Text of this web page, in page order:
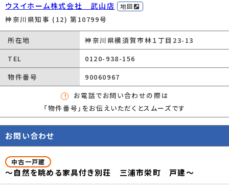
築年数
築28年
総区画数/販売
区画数
向き
南西
現況
空家
その他の法令上
の制限
景観法/高度地区
取引態様
引渡時期
設備
日当たり良好/閑静な住宅地/眺望良好/室内
洗濯機置場/フローリング/バルコニー/ルーフ
ウスイホーム株式会社 武山店 地図
神奈川県知事 (12) 第10799号
所在地
神奈川県横須賀市林１丁目23-13
TEL
0120-938-156
物件番号
90060967
お電話でお問い合わせの際は
「物件番号」をお伝えいただくとスムーズです
お問い合わせ
中古一戸建
～自然を眺める家具付き別荘 三浦市栄町 戸建～